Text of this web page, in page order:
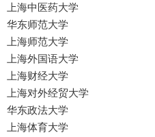
上海中医药大学
华东师范大学
上海师范大学
上海外国语大学
上海财经大学
上海对外经贸大学
华东政法大学
上海体育大学